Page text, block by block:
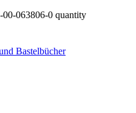
063806-0 quantity
Bastelbücher